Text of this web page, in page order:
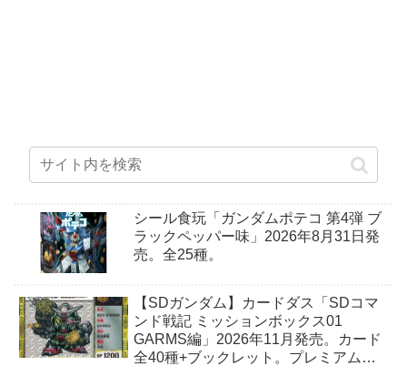
シール食玩「ガンダムポテコ 第4弾 ブ
ラックペッパー味」2026年8月31日発
売。全25種。
【SDガンダム】カードダス「SDコマ
ンド戦記 ミッションボックス01
GARMS編」2026年11月発売。カード
全40種+ブックレット。プレミアムバ